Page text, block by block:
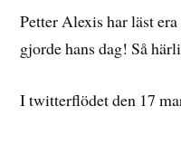
Petter Alexis har läst
gjorde hans dag! Så
I twitterflödet den 17